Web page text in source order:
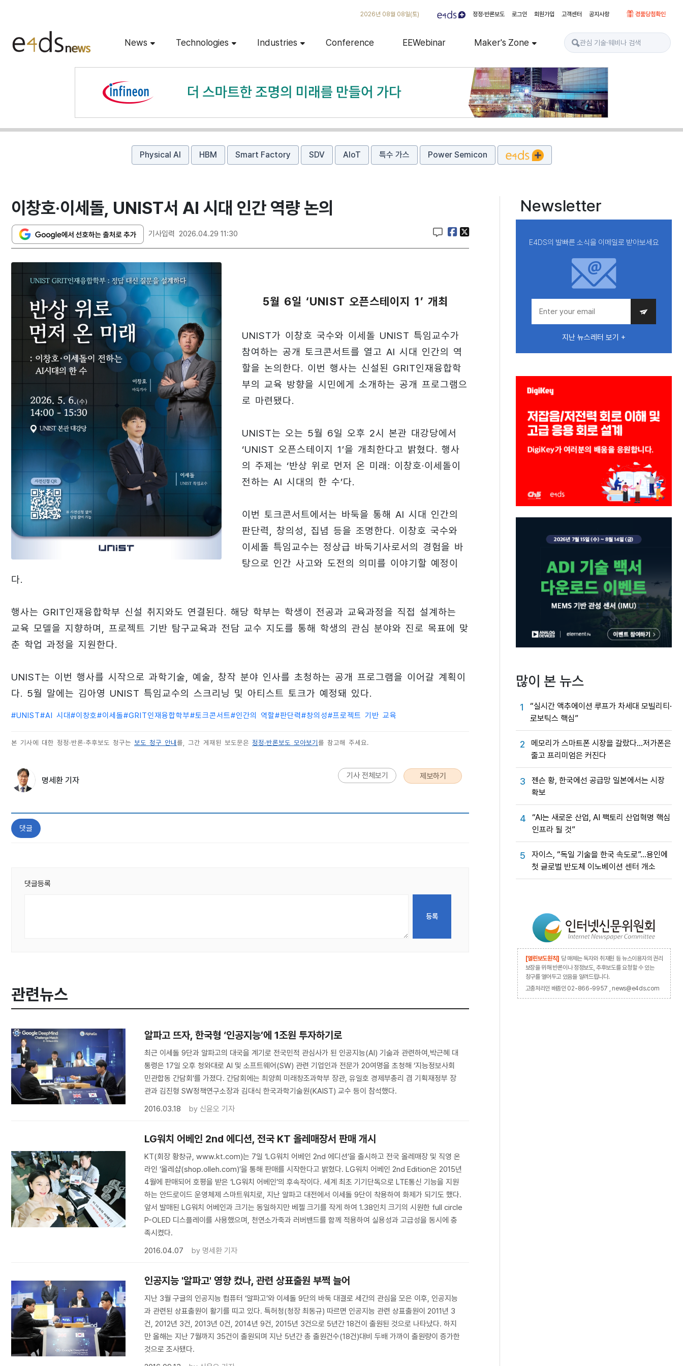
2026년 08월 08일(토) 정정·반론보도 로그인 회원가입 고객센터 공지사항 경품당첨확인
News Technologies Industries Conference EEWebinar Maker's Zone
Physical AI HBM Smart Factory SDV AIoT 특수 가스 Power Semicon
이창호·이세돌, UNIST서 AI 시대 인간 역량 논의
기사입력 2026.04.29 11:30
5월 6일 ‘UNIST 오픈스테이지 1’ 개최
UNIST가 이창호 국수와 이세돌 UNIST 특임교수가
참여하는 공개 토크콘서트를 열고 AI 시대 인간의 역
할을 논의한다. 이번 행사는 신설된 GRIT인재융합학
부의 교육 방향을 시민에게 소개하는 공개 프로그램으
로 마련됐다.
UNIST는 오는 5월 6일 오후 2시 본관 대강당에서
‘UNIST 오픈스테이지 1’을 개최한다고 밝혔다. 행사
의 주제는 ‘반상 위로 먼저 온 미래: 이창호·이세돌이
전하는 AI 시대의 한 수’다.
이번 토크콘서트에서는 바둑을 통해 AI 시대 인간의
판단력, 창의성, 집념 등을 조명한다. 이창호 국수와
이세돌 특임교수는 정상급 바둑기사로서의 경험을 바
탕으로 인간 사고와 도전의 의미를 이야기할 예정이
다.
행사는 GRIT인재융합학부 신설 취지와도 연결된다. 해당 학부는 학생이 전공과 교육과정을 직접 설계하는
교육 모델을 지향하며, 프로젝트 기반 탐구교육과 전담 교수 지도를 통해 학생의 관심 분야와 진로 목표에 맞
춘 학업 과정을 지원한다.
UNIST는 이번 행사를 시작으로 과학기술, 예술, 창작 분야 인사를 초청하는 공개 프로그램을 이어갈 계획이
다. 5월 말에는 김아영 UNIST 특임교수의 스크리닝 및 아티스트 토크가 예정돼 있다.
#UNIST#AI 시대#이창호#이세돌#GRIT인재융합학부#토크콘서트#인간의 역할#판단력#창의성#프로젝트 기반 교육
본 기사에 대한 정정·반론·추후보도 청구는 보도 청구 안내 를, 그간 게재된 보도문은 정정·반론보도 모아보기 를 참고해 주세요.
명세환 기자 기사 전체보기 제보하기
댓글
댓글등록
관련뉴스
알파고 뜨자, 한국형 ‘인공지능’에 1조원 투자하기로
최근 이세돌 9단과 알파고의 대국을 계기로 전국민적 관심사가 된 인공지능(AI) 기술과 관련하여,박근혜 대
통령은 17일 오후 청와대로 AI 및 소프트웨어(SW) 관련 기업인과 전문가 20여명을 초청해 ‘지능정보사회
민관합동 간담회’를 가졌다. 간담회에는 최양희 미래창조과학부 장관, 유일호 경제부총리 겸 기획재정부 장
관과 김진형 SW정책연구소장과 김대식 한국과학기술원(KAIST) 교수 등이 참석했다.
2016.03.18
by 신윤오 기자
LG워치 어베인 2nd 에디션, 전국 KT 올레매장서 판매 개시
KT(회장 황창규, www.kt.com)는 7일 ‘LG워치 어베인 2nd 에디션’을 출시하고 전국 올레매장 및 직영 온
라인 ‘올레샵(shop.olleh.com)’을 통해 판매를 시작한다고 밝혔다. LG워치 어베인 2nd Edition은 2015년
4월에 판매되어 호평을 받은 ‘LG워치 어베인’의 후속작이다. 세계 최초 기기단독으로 LTE통신 기능을 지원
하는 안드로이드 운영체제 스마트워치로, 지난 알파고 대전에서 이세돌 9단이 착용하여 화제가 되기도 했다.
앞서 발매된 LG워치 어베인과 크기는 동일하지만 베젤 크기를 작게 하여 1.38인치 크기의 시원한 full circle
P-OLED 디스플레이를 사용했으며, 천연소가죽과 러버밴드를 함께 적용하여 실용성과 고급성을 동시에 충
족시켰다.
2016.04.07
by 명세환 기자
인공지능 '알파고' 영향 컸나, 관련 상표출원 부쩍 늘어
지난 3월 구글의 인공지능 컴퓨터 ‘알파고’와 이세돌 9단의 바둑 대결로 세간의 관심을 모은 이후, 인공지능
과 관련된 상표출원이 활기를 띠고 있다. 특허청(청장 최동규) 따르면 인공지능 관련 상표출원이 2011년 3
건, 2012년 3건, 2013년 0건, 2014년 9건, 2015년 3건으로 5년간 18건이 출원된 것으로 나타났다. 하지
만 올해는 지난 7월까지 35건이 출원되며 지난 5년간 총 출원건수(18건)대비 두배 가까이 출원량이 증가한
것으로 조사됐다.
Newsletter
E4DS의 발빠른 소식을 이메일로 받아보세요
지난 뉴스레터 보기 +
많이 본 뉴스
1
“실시간 액추에이션 루프가 차세대 모빌리티·
로보틱스 핵심”
2
메모리가 스마트폰 시장을 갈랐다…저가폰은
줄고 프리미엄은 커진다
3
젠슨 황, 한국에선 공급망 일본에서는 시장
확보
4
“AI는 새로운 산업, AI 팩토리 산업혁명 핵심
인프라 될 것”
5
자이스, “독일 기술을 한국 속도로”…용인에
첫 글로벌 반도체 이노베이션 센터 개소
[열린보도원칙] 당 매체는 독자와 취재원 등 뉴스이용자의 권리
보장을 위해 반론이나 정정보도, 추후보도를 요청할 수 있는
창구를 열어두고 있음을 알려드립니다.
고충처리인 배종인 02-866-9957 , news@e4ds.com